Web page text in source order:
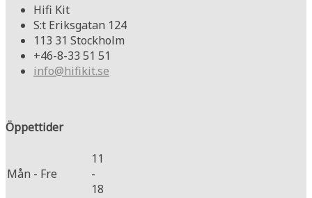
Hifi Kit
S:t Eriksgatan 124
113 31 Stockholm
+46-8-33 51 51
info@hifikit.se
Öppettider
Mån - Fre
11
-
18